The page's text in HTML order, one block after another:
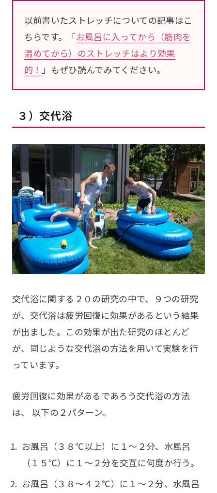
以前書いたストレッチについての記事はこ
ちらです。「お風呂に入ってから（筋肉を
温めてから）のストレッチはより効果
的！ 」もぜひ読んでみてください。
３）交代浴
交代浴に関する２０の研究の中で、９つの研究
が、交代浴は疲労回復に効果があるという結果
が出ました。この効果が出た研究のほとんど
が、同じような交代浴の方法を用いて実験を行
っています。
疲労回復に効果があるであろう交代浴の方法
は、 以下の２パターン。
お風呂（３８℃以上）に１〜２分、水風呂
（１５℃）に１〜２分を交互に何度か行う。
お風呂（３８〜４２℃）に１〜２分、水風呂